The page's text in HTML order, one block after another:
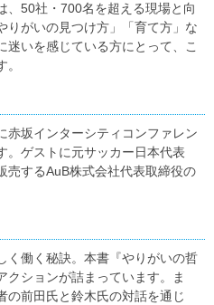
、50社・700名を超える現場と向
りがいの見つけ方」「育て方」な
迷いを感じている方にとって、こ
赤坂インターシティコンファレン
。ゲストに元サッカー日本代表
売するAuB株式会社代表取締役の
く働く秘訣。本書『やりがいの哲
クションが詰まっています。ま
の前田氏と鈴木氏の対話を通じ